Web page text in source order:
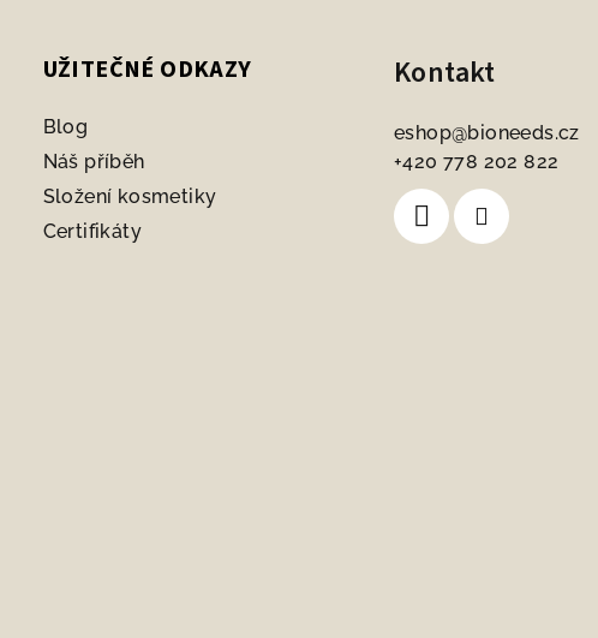
UŽITEČNÉ ODKAZY
Blog
Náš příběh
Složení kosmetiky
Certifikáty
Kontakt
eshop@bioneeds.cz
+420 778 202 822